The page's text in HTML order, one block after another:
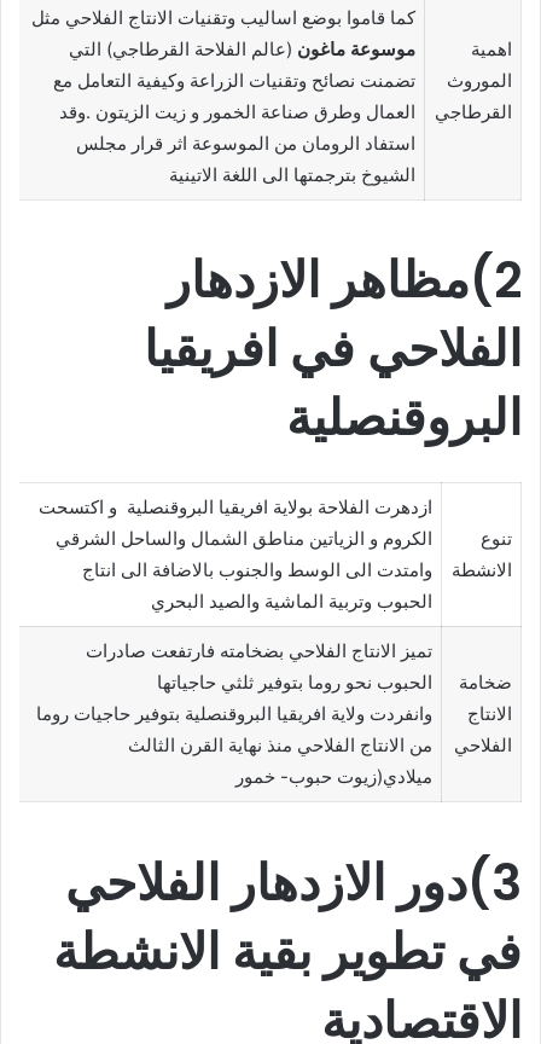
اهمية
الموروث
القرطاجي
كما قاموا بوضع اساليب وتقنيات الانتاج الفلاحي مثل
موسوعة ماغون (عالم الفلاحة القرطاجي) التي
تضمنت نصائح وتقنيات الزراعة وكيفية التعامل مع
العمال وطرق صناعة الخمور و زيت الزيتون .وقد
استفاد الرومان من الموسوعة اثر قرار مجلس
الشيوخ بترجمتها الى اللغة الاتينية
2)مظاهر الازدهار
الفلاحي في افريقيا
البروقنصلية
تنوع
الانشطة
ازدهرت الفلاحة بولاية افريقيا البروقنصلية و اكتسحت
الكروم و الزياتين مناطق الشمال والساحل الشرقي
وامتدت الى الوسط والجنوب بالاضافة الى انتاج
الحبوب وتربية الماشية والصيد البحري
ضخامة
الانتاج
الفلاحي
تميز الانتاج الفلاحي بضخامته فارتفعت صادرات
الحبوب نحو روما بتوفير ثلثي حاجياتها
وانفردت ولاية افريقيا البروقنصلية بتوفير حاجيات روما
من الانتاج الفلاحي منذ نهاية القرن الثالث
ميلادي(زيوت حبوب- خمور
3)دور الازدهار الفلاحي
في تطوير بقية الانشطة
الاقتصادية